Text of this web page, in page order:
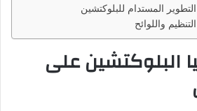
التطوير المستدام للبلوكتشين
التنظيم واللوائح
البلوكتشين على